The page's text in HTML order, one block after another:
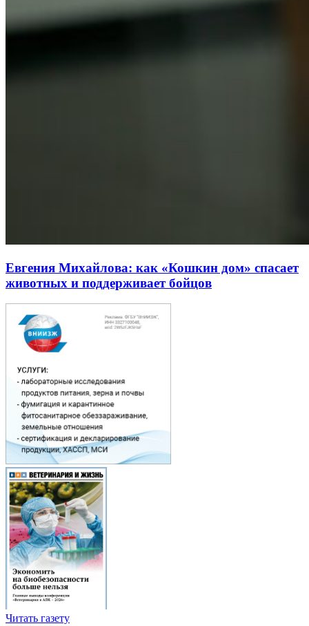
Евгения Михайлова: как «Кошкин дом» спасает
животных и поддерживает бойцов
Читать газету